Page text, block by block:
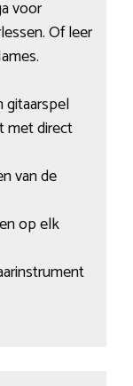
voor
Of leer
gitaarspel
met direct
van de
op elk